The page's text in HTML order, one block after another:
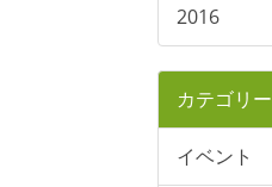
2016
カテゴリー
イベント